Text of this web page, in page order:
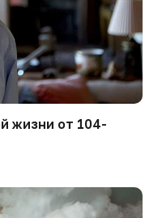
жизни от 104-